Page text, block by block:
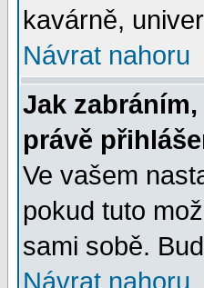
kavárně,
Návrat nahoru
Jak
právě
Ve vašem
pokud tuto
sami sobě.
Návrat nahoru